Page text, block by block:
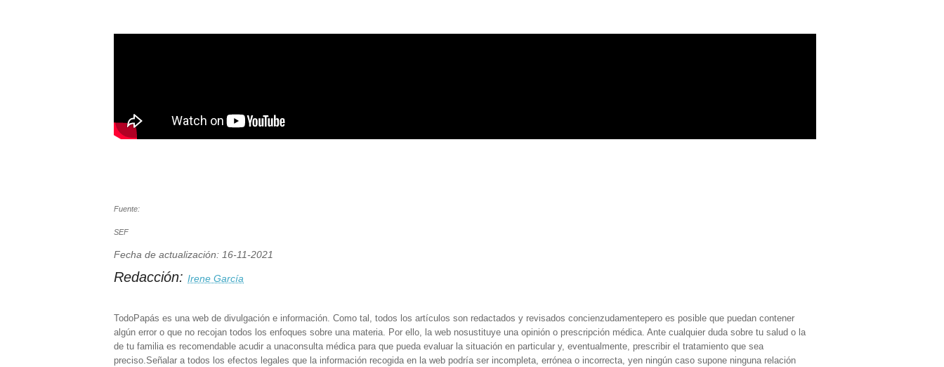
Fuente:
SEF
Fecha de actualización: 16-11-2021
Redacción: Irene García
TodoPapás es una web de divulgación e información. Como tal, todos los artículos son redactados y revisados concienzudamentepero es posible que puedan contener
algún error o que no recojan todos los enfoques sobre una materia. Por ello, la web nosustituye una opinión o prescripción médica. Ante cualquier duda sobre tu salud o la
de tu familia es recomendable acudir a unaconsulta médica para que pueda evaluar la situación en particular y, eventualmente, prescribir el tratamiento que sea
preciso.Señalar a todos los efectos legales que la información recogida en la web podría ser incompleta, errónea o incorrecta, yen ningún caso supone ninguna relación